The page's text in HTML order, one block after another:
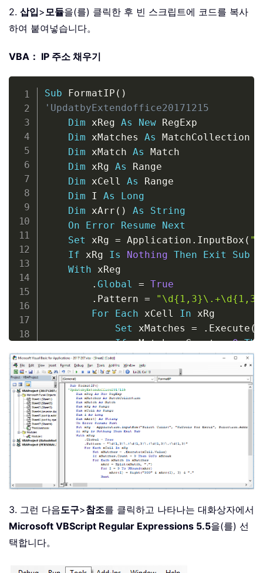
2. 삽입>모듈을(를) 클릭한 후 빈 스크립트에 코드를 복사
하여 붙여넣습니다。
VBA： IP 주소 채우기
Sub FormatIP ( )
'UpdatbyExtendoffice20171215
Dim xReg As New RegExp
Dim xMatches As MatchCollection
Dim xMatch As Match
Dim xRg As Range
Dim xCell As Range
Dim I As
Long
Dim xArr ( ) As
String
On
Error Resume
Next
Set xRg = Application . InputBox (
If xRg Is Nothing Then Exit
Sub
With xReg
. Global = True
. Pattern =
For
Each xCell In xRg
Set xMatches = . Execute (
If xMatches.Count = 0
For Each xMatch In
                xArr
= Split(xMatch,
UBound(
                    xArr
                        xArr
( I) =
End If
Next
Next
            xCell
.Value = Join(xArr,
xBreak
With
End
3. 그런 다음도구>참조를 클릭하고 나타나는 대화상자에서
Microsoft VBScript Regular Expressions 5.5을(를) 선
택합니다。